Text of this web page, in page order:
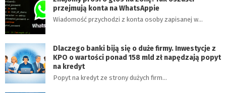
przejmują konta na WhatsAppie
Wiadomość przychodzi z konta osoby zapisanej w…
Dlaczego banki biją się o duże firmy. Inwestycje z
KPO o wartości ponad 158 mld zł napędzają popyt
na kredyt
Popyt na kredyt ze strony dużych firm…